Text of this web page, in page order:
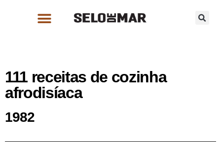
111 receitas de cozinha
afrodisíaca
1982